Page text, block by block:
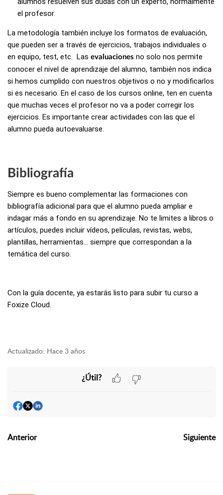
el profesor.
La metodología también incluye los formatos de evaluación,
que pueden ser a través de ejercicios, trabajos individuales o
en equipo, test, etc. Las evaluaciones no solo nos permite
conocer el nivel de aprendizaje del alumno, también nos indica
si hemos cumplido con nuestros objetivos o no y modificarlos
si es necesario. En el caso de los cursos online, ten en cuenta
que muchas veces el profesor no va a poder corregir los
ejercicios. Es importante crear actividades con las que el
alumno pueda autoevaluarse.
Bibliografía
Siempre es bueno complementar las formaciones con
bibliografía adicional para que el alumno pueda ampliar e
indagar más a fondo en su aprendizaje. No te limites a libros o
artículos, puedes incluir vídeos, películas, revistas, webs,
plantillas, herramientas… siempre que correspondan a la
temática del curso.
Con la guía docente, ya estarás listo para subir tu curso a
Foxize Cloud.
Actualizado: Hace 3 años
¿Útil?
Anterior Siguiente